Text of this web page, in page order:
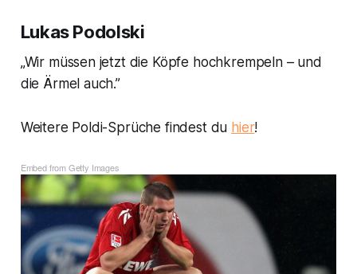
Lukas Podolski
„Wir müssen jetzt die Köpfe hochkrempeln – und
die Ärmel auch.”
Weitere Poldi-Sprüche findest du hier!
Embed from Getty Images